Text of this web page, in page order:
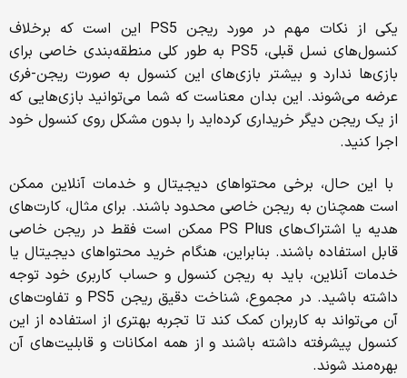
یکی از نکات مهم در مورد ریجن PS5 این است که برخلاف
کنسول‌های نسل قبلی، PS5 به طور کلی منطقه‌بندی خاصی برای
بازی‌ها ندارد و بیشتر بازی‌های این کنسول به صورت ریجن-فری
عرضه می‌شوند. این بدان معناست که شما می‌توانید بازی‌هایی که
از یک ریجن دیگر خریداری کرده‌اید را بدون مشکل روی کنسول خود
اجرا کنید.
با این حال، برخی محتواهای دیجیتال و خدمات آنلاین ممکن
است همچنان به ریجن خاصی محدود باشند. برای مثال، کارت‌های
هدیه یا اشتراک‌های PS Plus ممکن است فقط در ریجن خاصی
قابل استفاده باشند. بنابراین، هنگام خرید محتواهای دیجیتال یا
خدمات آنلاین، باید به ریجن کنسول و حساب کاربری خود توجه
داشته باشید. در مجموع، شناخت دقیق ریجن PS5 و تفاوت‌های
آن می‌تواند به کاربران کمک کند تا تجربه بهتری از استفاده از این
کنسول پیشرفته داشته باشند و از همه امکانات و قابلیت‌های آن
بهره‌مند شوند.